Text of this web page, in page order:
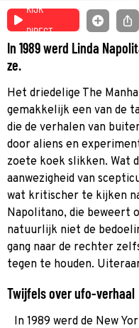
KIJK
DIRECT
In 1989 werd Linda
ze.
Het driedelige The
gemakkelijk een van de
die de verhalen van
door aliens en
zoete koek slikken. Wat
aanwezigheid van
wat kritischer te kijken
Napolitano, die beweert
natuurlijk niet de
gang naar de rechter
tegen te houden.
Twijfels over ufo-verhaal
In 1989 werd de New